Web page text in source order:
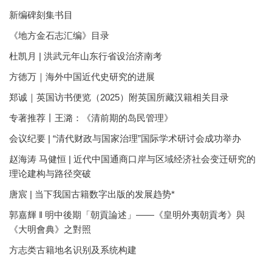
新编碑刻集书目
《地方金石志汇编》目录
杜凯月 | 洪武元年山东行省设治济南考
方徳万｜海外中国近代史研究的进展
郑诚｜英国访书便览（2025）附英国所藏汉籍相关目录
专著推荐丨王潞：《清前期的岛民管理》
会议纪要 | “清代财政与国家治理”国际学术研讨会成功举办
赵海涛 马健恒 | 近代中国通商口岸与区域经济社会变迁研究的
理论建构与路径突破
唐宸 | 当下我国古籍数字出版的发展趋势*
郭嘉輝 ‖ 明中後期「朝貢論述」——《皇明外夷朝貢考》與
《大明會典》之對照
方志类古籍地名识别及系统构建